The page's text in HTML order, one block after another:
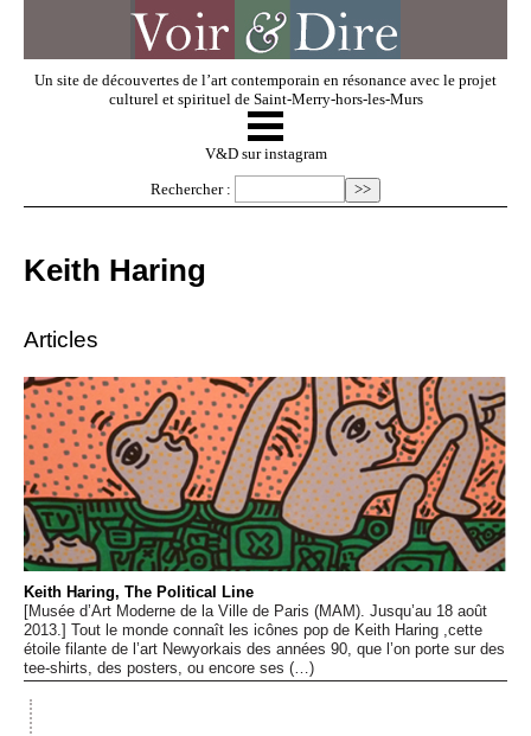
Un site de découvertes de l’art contemporain en résonance avec le projet
culturel et spirituel de Saint-Merry-hors-les-Murs
V & D
Regarder
Dossiers
Événements
Sacré
☰
V&D sur instagram
Rechercher :
Keith Haring
Articles
Keith Haring, The Political Line
[Musée d’Art Moderne de la Ville de Paris (MAM). Jusqu’au 18 août
2013.] Tout le monde connaît les icônes pop de Keith Haring ,cette
étoile filante de l’art Newyorkais des années 90, que l’on porte sur des
tee-shirts, des posters, ou encore ses (…)